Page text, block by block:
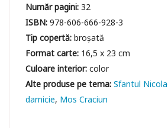
Număr pagini:32
ISBN:978-606-666-928-3
Tip copertă:broșată
Format carte: 16,5 x 23 cm
Culoare interior:color
Sfantul
darnicie Mos Craciun